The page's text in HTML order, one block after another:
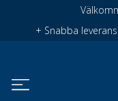
+ Snabba